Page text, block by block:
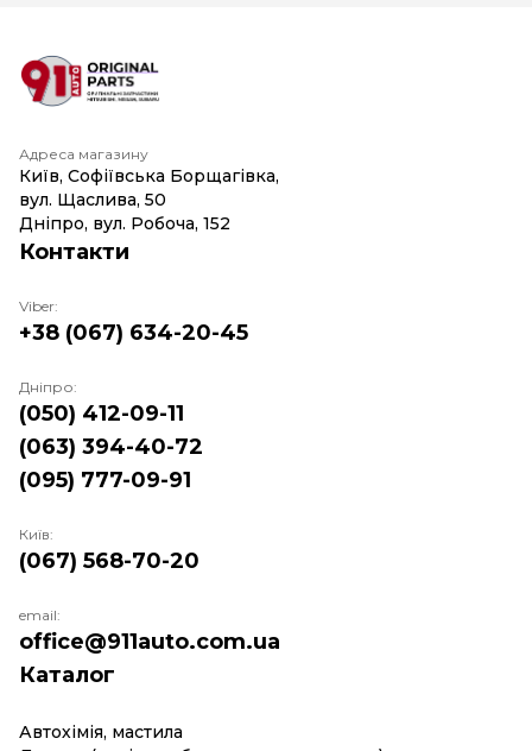
Адреса магазину
Київ, Софіївська Борщагівка,
вул. Щаслива, 50
Дніпро, вул. Робоча, 152
Каталог
Автохімія, мастила
Контакти
Viber:
+38 (067) 634-20-45
Дніпро:
(050) 412-09-11
(063) 394-40-72
(095) 777-09-91
Київ:
(067) 568-70-20
email:
office@911auto.com.ua